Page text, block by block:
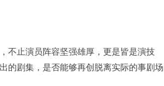
不止演员阵容坚强雄厚，更是皆是演技
的剧集，是否能够再创脱离实际的事剧场